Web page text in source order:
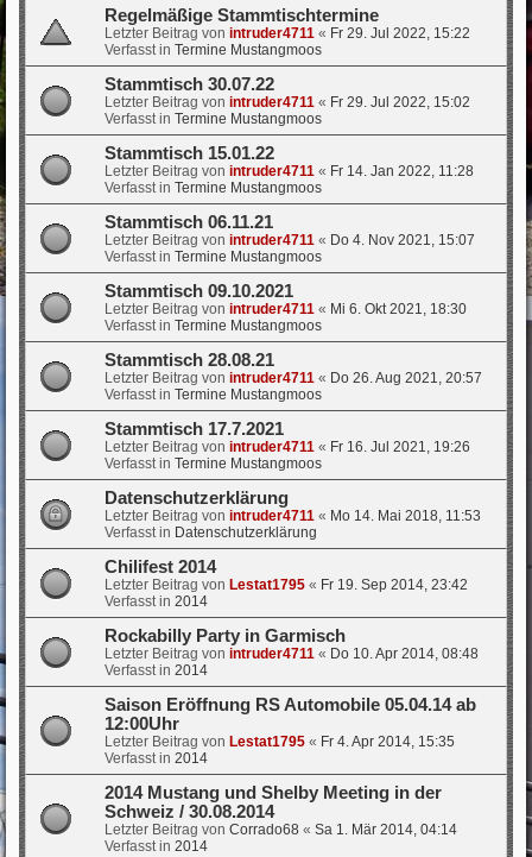
Regelmäßige Stammtischtermine
Letzter Beitrag von intruder4711 « Fr 29. Jul 2022, 15:22
Verfasst in Termine Mustangmoos
Stammtisch 30.07.22
Letzter Beitrag von intruder4711 « Fr 29. Jul 2022, 15:02
Verfasst in Termine Mustangmoos
Stammtisch 15.01.22
Letzter Beitrag von intruder4711 « Fr 14. Jan 2022, 11:28
Verfasst in Termine Mustangmoos
Stammtisch 06.11.21
Letzter Beitrag von intruder4711 « Do 4. Nov 2021, 15:07
Verfasst in Termine Mustangmoos
Stammtisch 09.10.2021
Letzter Beitrag von intruder4711 « Mi 6. Okt 2021, 18:30
Verfasst in Termine Mustangmoos
Stammtisch 28.08.21
Letzter Beitrag von intruder4711 « Do 26. Aug 2021, 20:57
Verfasst in Termine Mustangmoos
Stammtisch 17.7.2021
Letzter Beitrag von intruder4711 « Fr 16. Jul 2021, 19:26
Verfasst in Termine Mustangmoos
Datenschutzerklärung
Letzter Beitrag von intruder4711 « Mo 14. Mai 2018, 11:53
Verfasst in Datenschutzerklärung
Chilifest 2014
Letzter Beitrag von Lestat1795 « Fr 19. Sep 2014, 23:42
Verfasst in 2014
Rockabilly Party in Garmisch
Letzter Beitrag von intruder4711 « Do 10. Apr 2014, 08:48
Verfasst in 2014
Saison Eröffnung RS Automobile 05.04.14 ab
12:00Uhr
Letzter Beitrag von Lestat1795 « Fr 4. Apr 2014, 15:35
Verfasst in 2014
2014 Mustang und Shelby Meeting in der
Schweiz / 30.08.2014
Letzter Beitrag von Corrado68 « Sa 1. Mär 2014, 04:14
Verfasst in 2014